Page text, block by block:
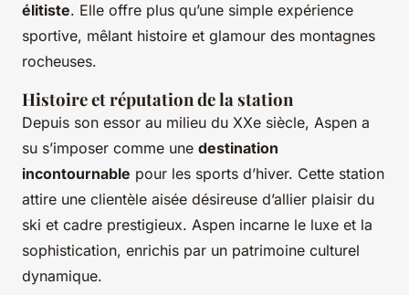
élitiste. Elle offre plus qu’une simple expérience
sportive, mêlant histoire et glamour des montagnes
rocheuses.
Histoire et réputation de la station
Depuis son essor au milieu du XXe siècle, Aspen a
su s’imposer comme une destination
incontournable pour les sports d’hiver. Cette station
attire une clientèle aisée désireuse d’allier plaisir du
ski et cadre prestigieux. Aspen incarne le luxe et la
sophistication, enrichis par un patrimoine culturel
dynamique.